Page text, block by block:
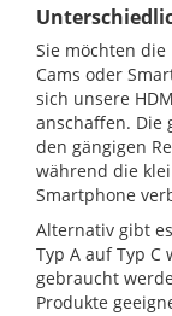
Sie möchten
Cams oder
sich unsere
anschaffen. Die
den gängigen
während die
Smartphone
Alternativ gibt
Typ A auf Typ
gebraucht
Produkte